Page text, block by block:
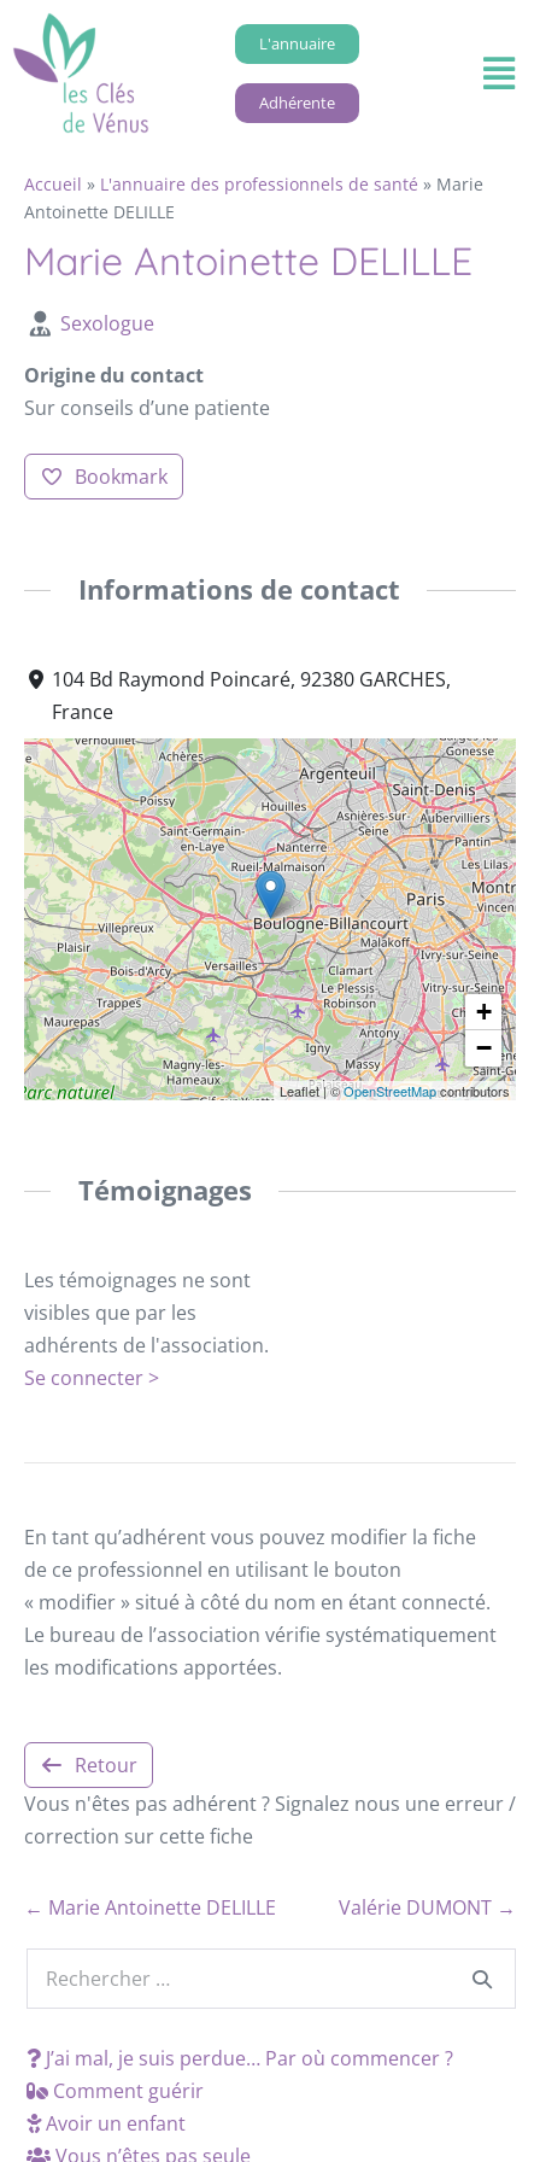
L'annuaire
Adhérente
Accueil » L'annuaire des professionnels de santé » Marie
Antoinette DELILLE
Marie Antoinette DELILLE
Sexologue
Origine du contact
Sur conseils d’une patiente
Bookmark
Informations de contact
104 Bd Raymond Poincaré, 92380 GARCHES,
France
+
−
Leaflet|©OpenStreetMapcontributors
Témoignages
Les témoignages ne sont
visibles que par les
adhérents de l'association.
Se connecter >
En tant qu’adhérent vous pouvez modifier la fiche
de ce professionnel en utilisant le bouton
« modifier » situé à côté du nom en étant connecté.
Le bureau de l’association vérifie systématiquement
les modifications apportées.
Retour
Vous n'êtes pas adhérent ? Signalez nous une erreur /
correction sur cette fiche
← Marie Antoinette DELILLE Valérie DUMONT →
J’ai mal, je suis perdue… Par où commencer ?
Comment guérir
Avoir un enfant
Vous n’êtes pas seule